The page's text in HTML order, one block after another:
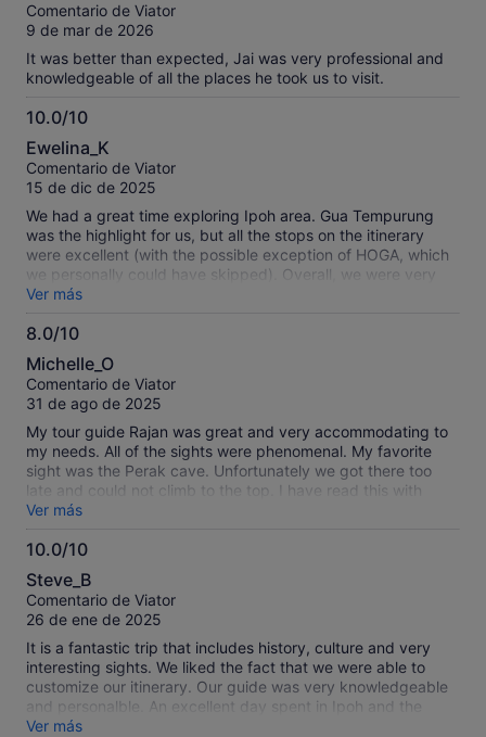
local flavors. He also went above and beyond by sharing
helpful tips for the rest of our trip, and even made a special
effort to track down some satay for my husband, which was
such a thoughtful touch. Rajan was a very good driver We
felt safe at all times the car is clean and comfortable. It was
a thoroughly enjoyable experience
10
Comentario de Viator
9 de mar de 2026
It was better than expected, Jai was very professional and
knowledgeable of all the places he took us to visit.
10.0/10
10.0
sobre
10
Ewelina_K
Comentario de Viator
15 de dic de 2025
We had a great time exploring Ipoh area. Gua Tempurung
was the highlight for us, but all the stops on the itinerary
were excellent (with the possible exception of HOGA, which
we personally could have skipped). Overall, we were very
happy with our choice of tour. Our guide, Rajan, was
enthusiastic and very knowledgeable, and together with Mr.
Mike, our driver, they ensured we had an unforgettable day.
added to the overall experience.
Ver más
8.0/10
8.0
sobre
10
Michelle_O
Comentario de Viator
31 de ago de 2025
My tour guide Rajan was great and very accommodating to
my needs. All of the sights were phenomenal. My favorite
sight was the Perak cave. Unfortunately we got there too
late and could not climb to the top. I have read this with
other reviews as well. Maybe the tour could cut out one
attraction to focus more on quality of each site and not be
rushed, start earlier, or change the order of venues so that
Ver más
10.0/10
10.0
sobre
10
Steve_B
Comentario de Viator
26 de ene de 2025
It is a fantastic trip that includes history, culture and very
interesting sights. We liked the fact that we were able to
customize our itinerary. Our guide was very knowledgeable
and personalble. An excellent day spent in Ipoh and the
surrounding area.
Ver más